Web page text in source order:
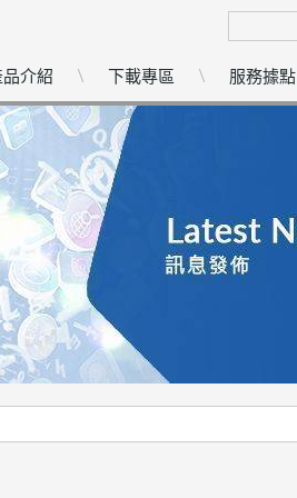
品介紹 下載專區 服務據點